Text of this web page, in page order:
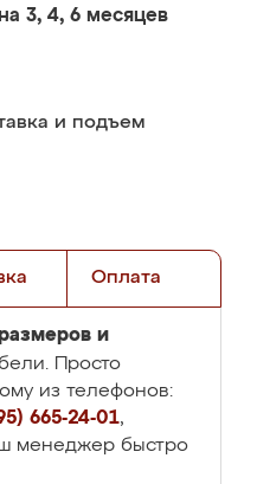
3, 4, 6 месяцев
и подъем
Оплата
и
Просто
из телефонов:
665-24-01,
менеджер быстро